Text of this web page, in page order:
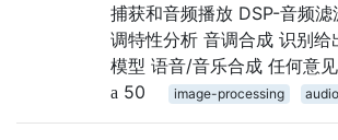
捕获和音频播放 DSP-音频
调特性分析 音调合成 识别给
模型 语音/音乐合成 任何意见
50
image-processing audio